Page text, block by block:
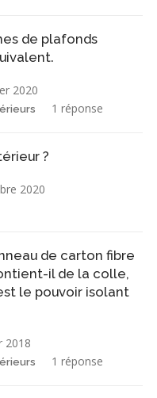
de plafonds
2020
1 réponse
?
2020
de carton fibre
il de la colle,
le pouvoir isolant
2018
1 réponse